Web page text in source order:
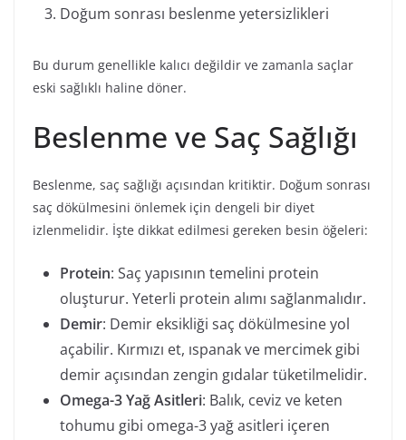
Doğum sonrası beslenme yetersizlikleri
Bu durum genellikle kalıcı değildir ve zamanla saçlar
eski sağlıklı haline döner.
Beslenme ve Saç Sağlığı
Beslenme, saç sağlığı açısından kritiktir. Doğum sonrası
saç dökülmesini önlemek için dengeli bir diyet
izlenmelidir. İşte dikkat edilmesi gereken besin öğeleri:
Protein: Saç yapısının temelini protein
oluşturur. Yeterli protein alımı sağlanmalıdır.
Demir: Demir eksikliği saç dökülmesine yol
açabilir. Kırmızı et, ıspanak ve mercimek gibi
demir açısından zengin gıdalar tüketilmelidir.
Omega-3 Yağ Asitleri: Balık, ceviz ve keten
tohumu gibi omega-3 yağ asitleri içeren